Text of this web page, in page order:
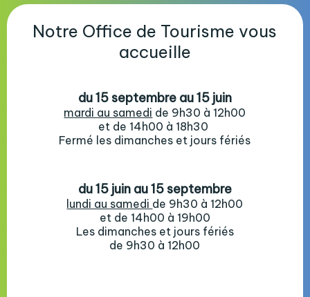
Notre Office de Tourisme vous
accueille
du 15 septembre au 15 juin
mardi au samedi de 9h30 à 12h00
et de 14h00 à 18h30
Fermé les dimanches et jours fériés
du 15 juin au 15 septembre
lundi au samedi de 9h30 à 12h00
et de 14h00 à 19h00
Les dimanches et jours fériés
de 9h30 à 12h00